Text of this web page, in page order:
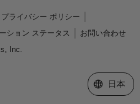
プライバシー ポリシー
ション ステータス
お問い合わせ
Inc.
Web サイ
日本